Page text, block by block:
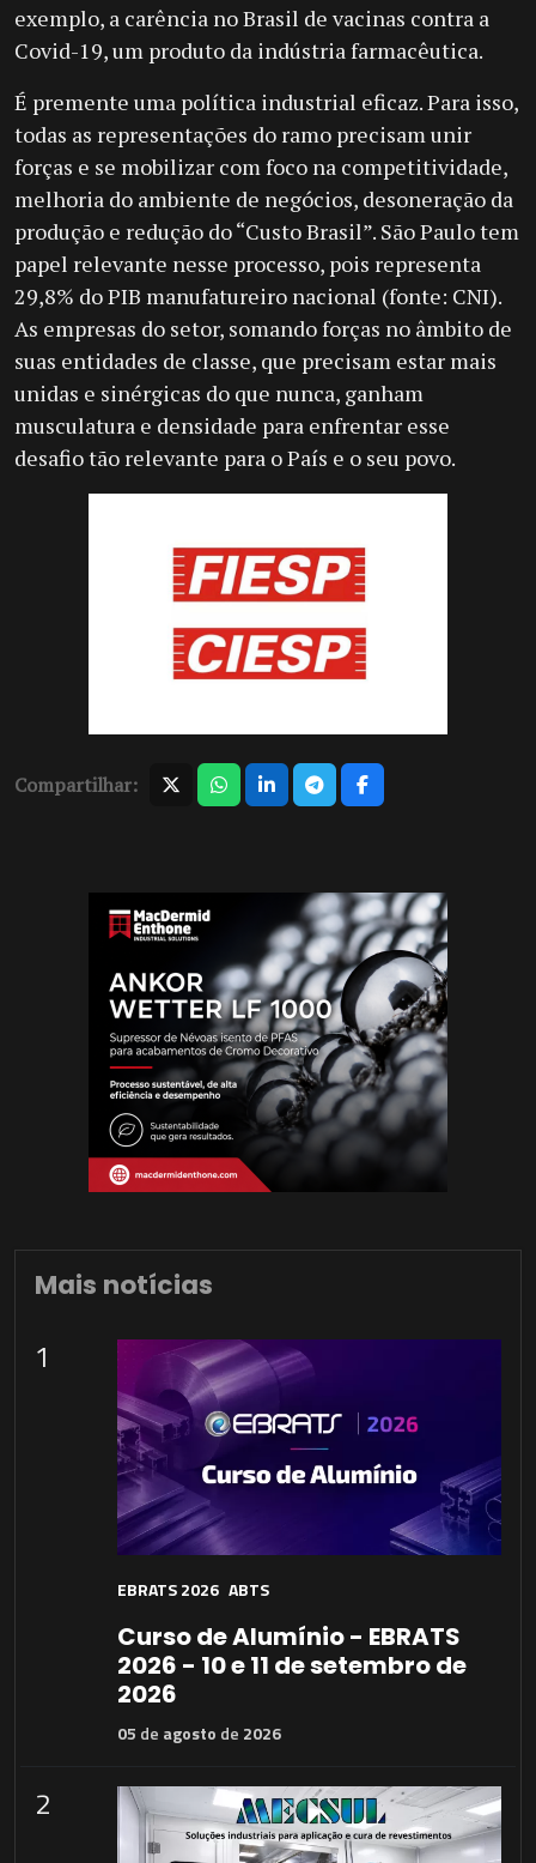
exemplo, a carência no Brasil de vacinas contra a
Covid-19, um produto da indústria farmacêutica.
É premente uma política industrial eficaz. Para isso,
todas as representações do ramo precisam unir
forças e se mobilizar com foco na competitividade,
melhoria do ambiente de negócios, desoneração da
produção e redução do “Custo Brasil”. São Paulo tem
papel relevante nesse processo, pois representa
29,8% do PIB manufatureiro nacional (fonte: CNI).
As empresas do setor, somando forças no âmbito de
suas entidades de classe, que precisam estar mais
unidas e sinérgicas do que nunca, ganham
musculatura e densidade para enfrentar esse
desafio tão relevante para o País e o seu povo.
Compartilhar:
Mais notícias
1
EBRATS 2026 ABTS
Curso de Alumínio - EBRATS
2026 - 10 e 11 de setembro de
2026
05 de agosto de 2026
2